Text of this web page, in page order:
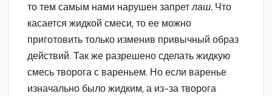
то тем самым нами нарушен запретлаш. Что
касается жидкой смеси, то ее можно
приготовить только изменив привычный образ
действий. Так же разрешено сделать жидкую
смесь творога с вареньем. Но если варенье
изначально было жидким, а из-за творога